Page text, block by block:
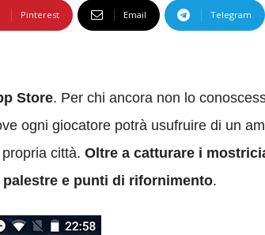
Pinterest Email Telegram
Store. Per chi ancora non lo
ogni giocatore potrà usufruire di un
città. Oltre a catturare i
e punti di rifornimento.